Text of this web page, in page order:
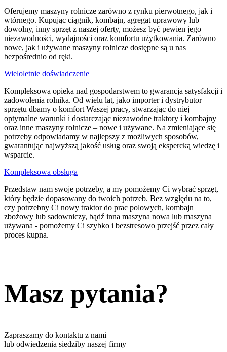
Oferujemy maszyny rolnicze zarówno z rynku pierwotnego, jak i
wtórnego. Kupując ciągnik, kombajn, agregat uprawowy lub
dowolny, inny sprzęt z naszej oferty, możesz być pewien jego
niezawodności, wydajności oraz komfortu użytkowania. Zarówno
nowe, jak i używane maszyny rolnicze dostępne są u nas
bezpośrednio od ręki.
Wieloletnie doświadczenie
Kompleksowa opieka nad gospodarstwem to gwarancja satysfakcji i
zadowolenia rolnika. Od wielu lat, jako importer i dystrybutor
sprzętu dbamy o komfort Waszej pracy, stwarzając do niej
optymalne warunki i dostarczając niezawodne traktory i kombajny
oraz inne maszyny rolnicze – nowe i używane. Na zmieniające się
potrzeby odpowiadamy w najlepszy z możliwych sposobów,
gwarantując najwyższą jakość usług oraz swoją ekspercką wiedzę i
wsparcie.
Kompleksowa obsługa
Przedstaw nam swoje potrzeby, a my pomożemy Ci wybrać sprzęt,
który będzie dopasowany do twoich potrzeb. Bez względu na to,
czy potrzebny Ci nowy traktor do prac polowych, kombajn
zbożowy lub sadowniczy, bądź inna maszyna nowa lub maszyna
używana - pomożemy Ci szybko i bezstresowo przejść przez cały
proces kupna.
Masz pytania?
Zapraszamy do kontaktu z nami
lub odwiedzenia siedziby naszej firmy